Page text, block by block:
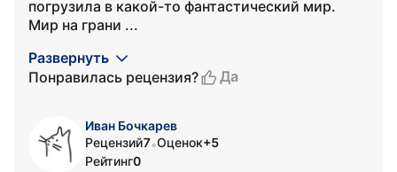
погрузила в какой-то фантастический мир.
Мир на грани ...
Развернуть
Понравилась рецензия?
Да
Иван Бочкарев
Рецензий7•Оценок+5
Рейтинг0